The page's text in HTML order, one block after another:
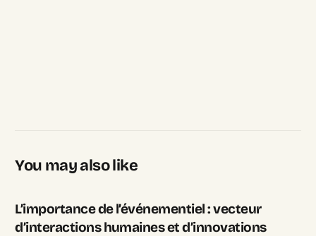
You may also like
L’importance de l’événementiel : vecteur
d’interactions humaines et d’innovations